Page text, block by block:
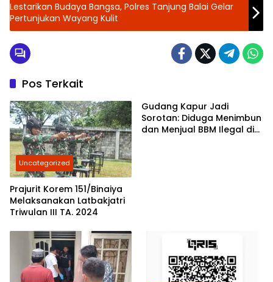
Lestarikan Budaya Bangsa, Polres Tanjung Balai Gelar
Pertunjukan Wayang Kulit
Pos Terkait
Uncategorized
Prajurit Korem 151/Binaiya
Melaksanakan Latbakjatri
Triwulan III TA. 2024
Gudang Kapur Jadi
Sorotan: Diduga Menimbun
dan Menjual BBM Ilegal di